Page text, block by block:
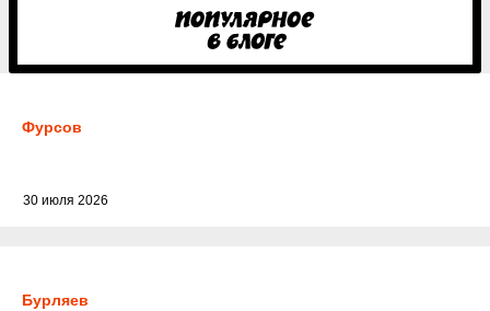
Фурсов
30 июля 2026
Бурляев